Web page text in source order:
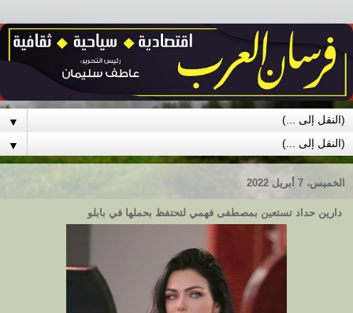
▼
▼
الخميس، 7 أبريل 2022
دارين حداد تستعين بمصطفى فهمي لتحتفظ بحملها في بابلو